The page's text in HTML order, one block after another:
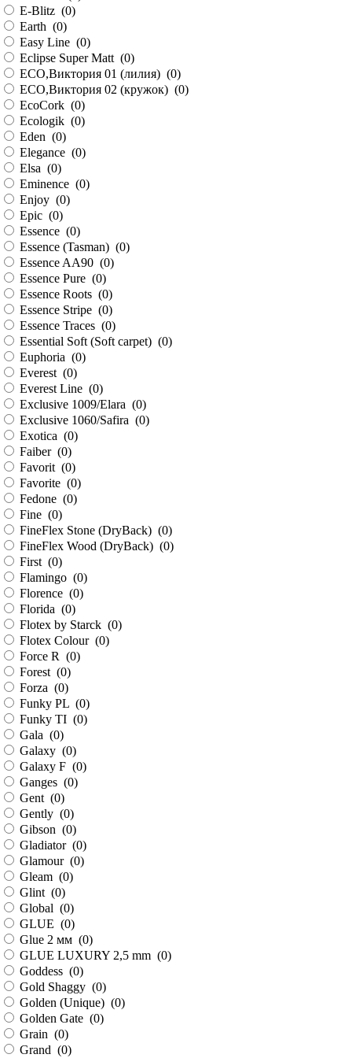
E-Blitz (0)
Earth (0)
Easy Line (0)
Eclipse Super Matt (0)
ECO,Виктория 01 (лилия) (0)
ECO,Виктория 02 (кружок) (0)
EcoCork (0)
Ecologik (0)
Eden (0)
Elegance (0)
Elsa (0)
Eminence (0)
Enjoy (0)
Epic (0)
Essence (0)
Essence (Tasman) (0)
Essence AA90 (0)
Essence Pure (0)
Essence Roots (0)
Essence Stripe (0)
Essence Traces (0)
Essential Soft (Soft carpet) (0)
Euphoria (0)
Everest (0)
Everest Line (0)
Exclusive 1009/Elara (0)
Exclusive 1060/Safira (0)
Exotica (0)
Faiber (0)
Favorit (0)
Favorite (0)
Fedone (0)
Fine (0)
FineFlex Stone (DryBack) (0)
FineFlex Wood (DryBack) (0)
First (0)
Flamingo (0)
Florence (0)
Florida (0)
Flotex by Starck (0)
Flotex Colour (0)
Force R (0)
Forest (0)
Forza (0)
Funky PL (0)
Funky TI (0)
Gala (0)
Galaxy (0)
Galaxy F (0)
Ganges (0)
Gent (0)
Gently (0)
Gibson (0)
Gladiator (0)
Glamour (0)
Gleam (0)
Glint (0)
Global (0)
GLUE (0)
Glue 2 мм (0)
GLUE LUXURY 2,5 mm (0)
Goddess (0)
Gold Shaggy (0)
Golden (Unique) (0)
Golden Gate (0)
Grain (0)
Grand (0)